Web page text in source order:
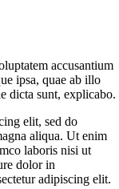
accusantium
ipsa, quae ab illo
dicta sunt, explicabo.
elit, sed do
aliqua. Ut enim
laboris nisi ut
dolor in
adipiscing elit.